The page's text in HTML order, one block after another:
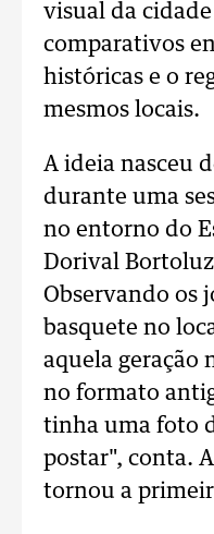
visual da
comparativos
históricas e o
mesmos locais.
A ideia nasceu
durante uma
no entorno do
Dorival
Observando os
basquete no
aquela geração
no formato
tinha uma foto
postar", conta.
tornou a